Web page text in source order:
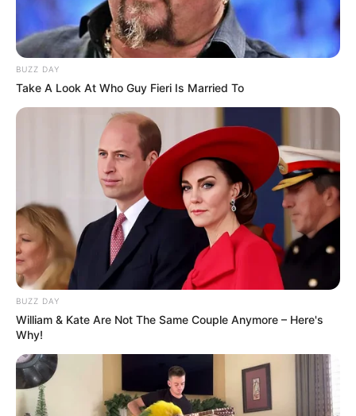
BUZZ DAY
Take A Look At Who Guy Fieri Is Married To
BUZZ DAY
William & Kate Are Not The Same Couple Anymore – Here's
Why!